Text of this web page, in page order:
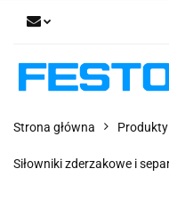
Strona główna Produkty
Siłowniki zderzakowe i